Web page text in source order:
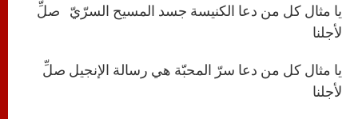
يا مثال كل من دعا الكنيسة جسد المسيح السرّيّ صلِّ
لأجلنا
يا مثال كل من دعا سرّ المحبّة هي رسالة الإنجيل صلِّ
لأجلنا